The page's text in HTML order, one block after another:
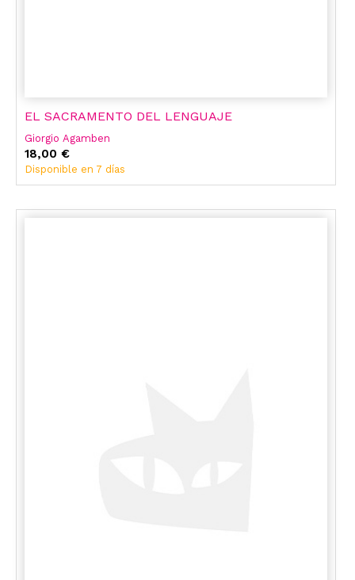
EL SACRAMENTO DEL LENGUAJE
Giorgio Agamben
18,00 €
Disponible en 7 días